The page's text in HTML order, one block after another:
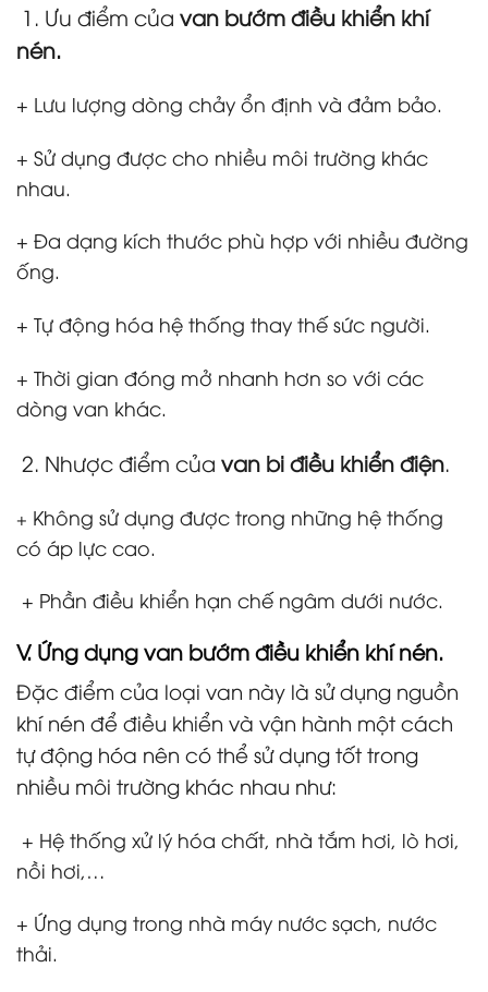
1. Ưu điểm của van bướm điều khiển khí
nén.
+ Lưu lượng dòng chảy ổn định và đảm bảo.
+ Sử dụng được cho nhiều môi trường khác
nhau.
+ Đa dạng kích thước phù hợp với nhiều đường
ống.
+ Tự động hóa hệ thống thay thế sức người.
+ Thời gian đóng mở nhanh hơn so với các
dòng van khác.
2. Nhược điểm của van bi điều khiển điện.
+ Không sử dụng được trong những hệ thống
có áp lực cao.
+ Phần điều khiển hạn chế ngâm dưới nước.
V. Ứng dụng van bướm điều khiển khí nén.
Đặc điểm của loại van này là sử dụng nguồn
khí nén để điều khiển và vận hành một cách
tự động hóa nên có thể sử dụng tốt trong
nhiều môi trường khác nhau như:
+ Hệ thống xử lý hóa chất, nhà tắm hơi, lò hơi,
nồi hơi,…
+ Ứng dụng trong nhà máy nước sạch, nước
thải.